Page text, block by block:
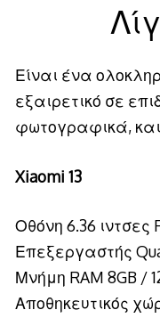
Είναι ένα
εξαιρετικό σε
φωτογραφικά,
Xiaomi 13
Οθόνη 6.36 ιντσες
Επεξεργαστής
Μνήμη RAM 8GB /
Αποθηκευτικός